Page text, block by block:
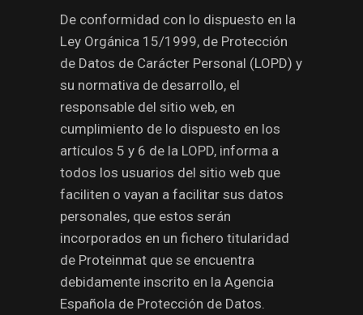
De conformidad con lo dispuesto en la
Ley Orgánica 15/1999, de Protección
de Datos de Carácter Personal (LOPD) y
su normativa de desarrollo, el
responsable del sitio web, en
cumplimiento de lo dispuesto en los
artículos 5 y 6 de la LOPD, informa a
todos los usuarios del sitio web que
faciliten o vayan a facilitar sus datos
personales, que estos serán
incorporados en un fichero titularidad
de Proteinmat que se encuentra
debidamente inscrito en la Agencia
Española de Protección de Datos.